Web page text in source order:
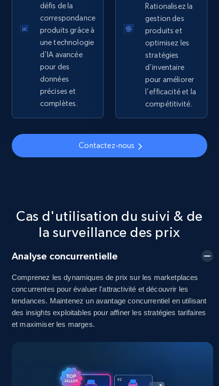
TikTok Shop - discover records by shop url
URL, Title, Available, Description, Currency, Initial
price, Final price, Discount percent, and more.
5.4K+ Commencer
Amazon sellers info
Seller id, URL, Seller name, Description, Detailed
URL, Product id, Title, Seller name, Seller rating,
more.
2.5K+ 359+ Commencer
specified keywords
URL, Product id, Title, Seller name, Seller rating,
défis de la
correspondance
produits grâce à
une technologie
d'IA avancée
pour des
données
précises et
complètes.
Rationalisez la
gestion des
produits et
optimisez les
stratégies
d'inventaire
pour améliorer
l'efficacité et la
compétitivité.
Contactez-nous
Cas d'utilisation du suivi & de
la surveillance des prix
Analyse concurrentielle
Comprenez les dynamiques de prix sur les marketplaces
concurrentes pour évaluer l'attractivité et découvrir les
tendances. Maintenez un avantage concurrentiel en utilisant
des insights exploitables pour affiner les stratégies tarifaires
et maximiser les marges.